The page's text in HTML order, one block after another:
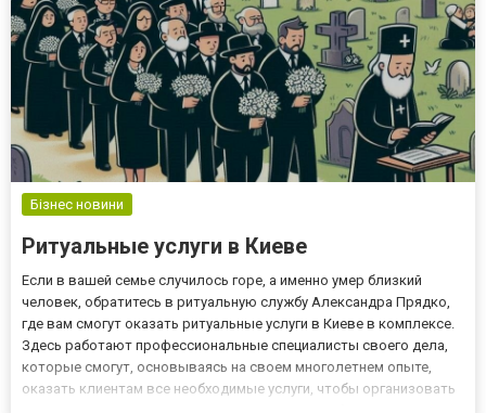
Бізнес новини
Ритуальные услуги в Киеве
Если в вашей семье случилось горе, а именно умер близкий
человек, обратитесь в ритуальную службу Александра Прядко,
где вам смогут оказать ритуальные услуги в Киеве в комплексе.
Здесь работают профессиональные специалисты своего дела,
которые смогут, основываясь на своем многолетнем опыте,
оказать клиентам все необходимые услуги, чтобы организовать